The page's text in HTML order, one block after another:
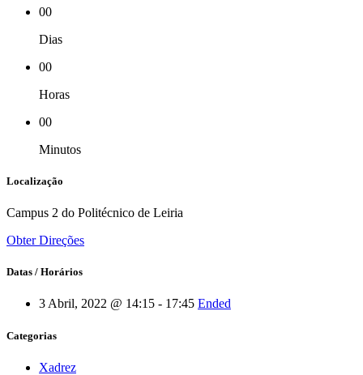
00
Dias
00
Horas
00
Minutos
Localização
Campus 2 do Politécnico de Leiria
Obter Direções
Datas / Horários
3 Abril, 2022 @ 14:15 - 17:45 Ended
Categorias
Xadrez